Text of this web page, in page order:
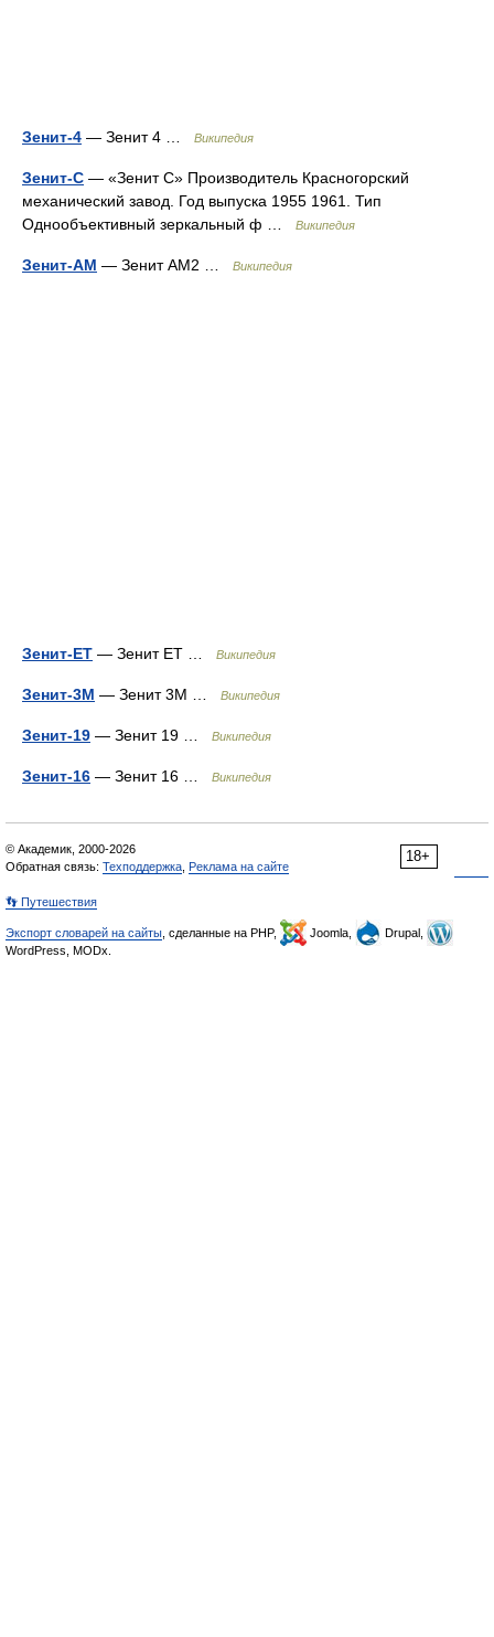
Зенит-4 — Зенит 4 … Википедия
Зенит-С — «Зенит С» Производитель Красногорский
механический завод. Год выпуска 1955 1961. Тип
Однообъективный зеркальный ф …
Википедия
Зенит-АМ — Зенит АМ2 … Википедия
Зенит-ЕТ — Зенит ЕТ … Википедия
Зенит-3М — Зенит 3М … Википедия
Зенит-19 — Зенит 19 … Википедия
Зенит-16 — Зенит 16 … Википедия
18+
© Академик, 2000-2026
Обратная связь: Техподдержка Реклама на сайте
👣 Путешествия
Экспорт словарей на сайты , сделанные на PHP, Joomla,
Drupal,
WordPress, MODx.